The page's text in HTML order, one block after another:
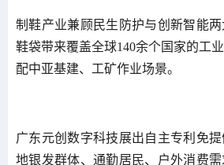
制鞋产业兼顾民生防护与创新智能
鞋袋带来覆盖全球140余个国家的工
配中亚基建、工矿作业场景。
广东元创数字科技展出自主专利免
地银发群体、通勤居民、户外消费